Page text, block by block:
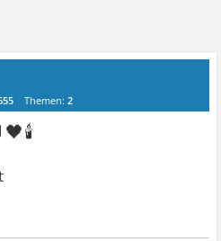
Themen:2
🖤🕯